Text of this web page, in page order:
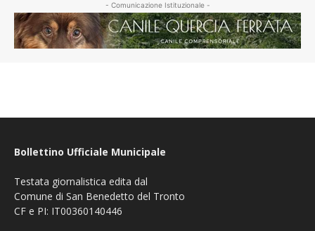
- Comunicazione Istituzionale -
Bollettino Ufficiale Municipale
Testata giornalistica edita dal
Comune di San Benedetto del Tronto
CF e PI: IT00360140446